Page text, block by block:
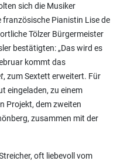
sich die Musiker
Pianistin Lise de
Tölzer Bürgermeister
bestätigten: „Das wird es
kommt das
, zum Sextett erweitert. Für
eingeladen, zu einem
Projekt, dem zweiten
zusammen mit der
oft liebevoll vom